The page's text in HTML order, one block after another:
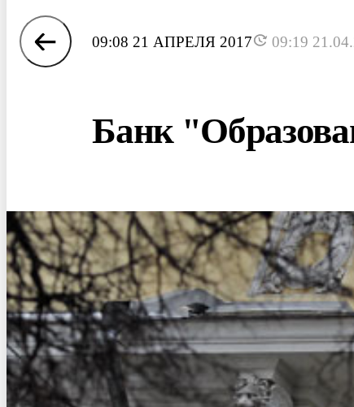
09:08 21 АПРЕЛЯ 2017 09:19
Банк